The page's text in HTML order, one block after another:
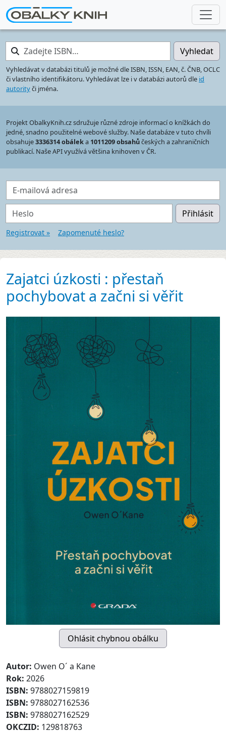
Zadejte ISBN… Vyhledat
Vyhledávat v databázi titulů je možné dle ISBN, ISSN, EAN, č. ČNB, OCLC
či vlastního identifikátoru. Vyhledávat lze i v databázi autorů dle id
autorityči jména.
Projekt ObalkyKnih.cz sdružuje různé zdroje informací o knížkách do
jedné, snadno použitelné webové služby. Naše databáze v tuto chvíli
obsahuje3336314 obáleka 1011209 obsahůčeských a zahraničních
publikací. Naše API využívá většina knihoven v ČR.
E-mailová adresa
Heslo Přihlásit
Registrovat » Zapomenuté heslo?
Zajatci úzkosti : přestaň
pochybovat a začni si věřit
Autor: Owen O´ a Kane
Rok: 2026
ISBN: 9788027159819
ISBN: 9788027162536
ISBN: 9788027162529
OKCZID: 129818763